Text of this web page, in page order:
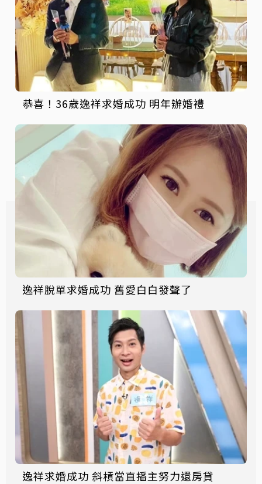
恭喜！36歲逸祥求婚成功 明年辦婚禮
逸祥脫單求婚成功 舊愛白白發聲了
逸祥求婚成功 斜槓當直播主努力還房貸